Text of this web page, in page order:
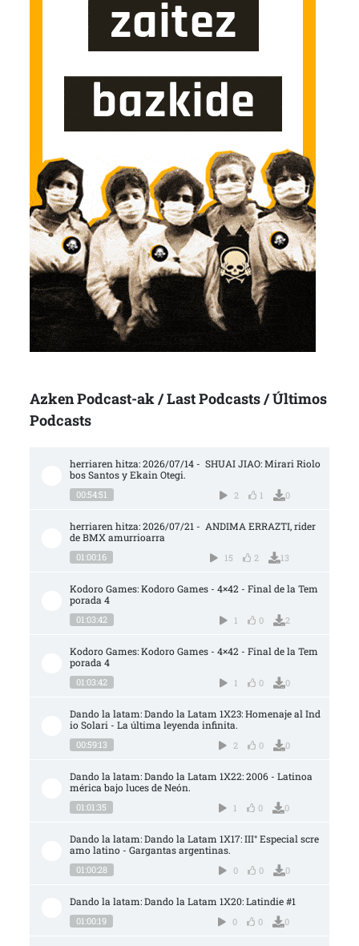
Azken Podcast-ak / Last Podcasts / Últimos
Podcasts
herriaren hitza: 2026/07/14 -  SHUAI JIAO: Mirari Riolo
bos Santos y Ekain Otegi.
00:54:51 2 1 0
herriaren hitza: 2026/07/21 -  ANDIMA ERRAZTI, rider
de BMX amurrioarra
01:00:16 15 2 13
Kodoro Games: Kodoro Games - 4×42 - Final de la Tem
porada 4
01:03:42 1 0 2
Kodoro Games: Kodoro Games - 4×42 - Final de la Tem
porada 4
01:03:42 1 0 0
Dando la latam: Dando la Latam 1X23: Homenaje al Ind
io Solari - La última leyenda infinita.
00:59:13 2 0 0
Dando la latam: Dando la Latam 1X22: 2006 - Latinoa
mérica bajo luces de Neón.
01:01:35 1 0 0
Dando la latam: Dando la Latam 1X17: III° Especial scre
amo latino - Gargantas argentinas.
01:00:28 0 0 0
Dando la latam: Dando la Latam 1X20: Latindie #1
01:00:19 0 0 0